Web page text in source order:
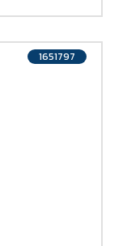
1651797